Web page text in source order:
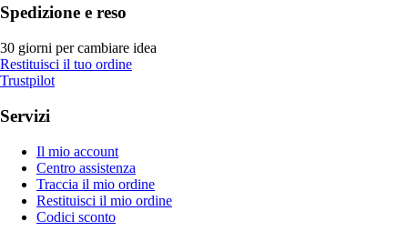
Spedizione e reso
30 giorni per cambiare idea
Restituisci il tuo ordine
Trustpilot
Servizi
Il mio account
Centro assistenza
Traccia il mio ordine
Restituisci il mio ordine
Codici sconto